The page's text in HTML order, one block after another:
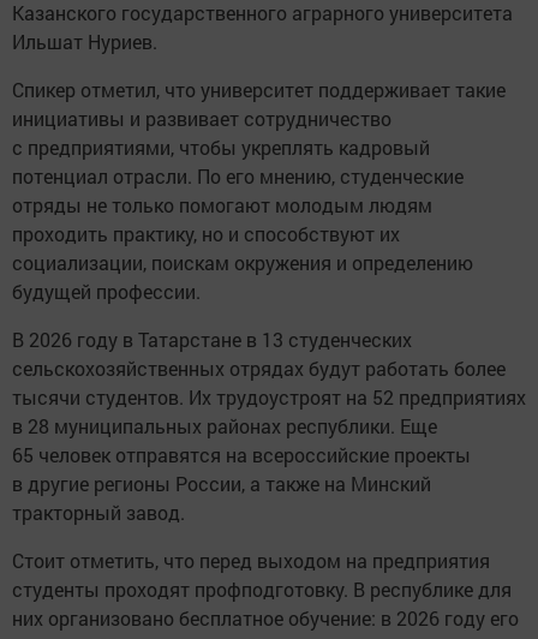
Казанского государственного аграрного университета
Ильшат Нуриев.
Спикер отметил, что университет поддерживает такие
инициативы и развивает сотрудничество
с предприятиями, чтобы укреплять кадровый
потенциал отрасли. По его мнению, студенческие
отряды не только помогают молодым людям
проходить практику, но и способствуют их
социализации, поискам окружения и определению
будущей профессии.
В 2026 году в Татарстане в 13 студенческих
сельскохозяйственных отрядах будут работать более
тысячи студентов. Их трудоустроят на 52 предприятиях
в 28 муниципальных районах республики. Еще
65 человек отправятся на всероссийские проекты
в другие регионы России, а также на Минский
тракторный завод.
Стоит отметить, что перед выходом на предприятия
студенты проходят профподготовку. В республике для
них организовано бесплатное обучение: в 2026 году его